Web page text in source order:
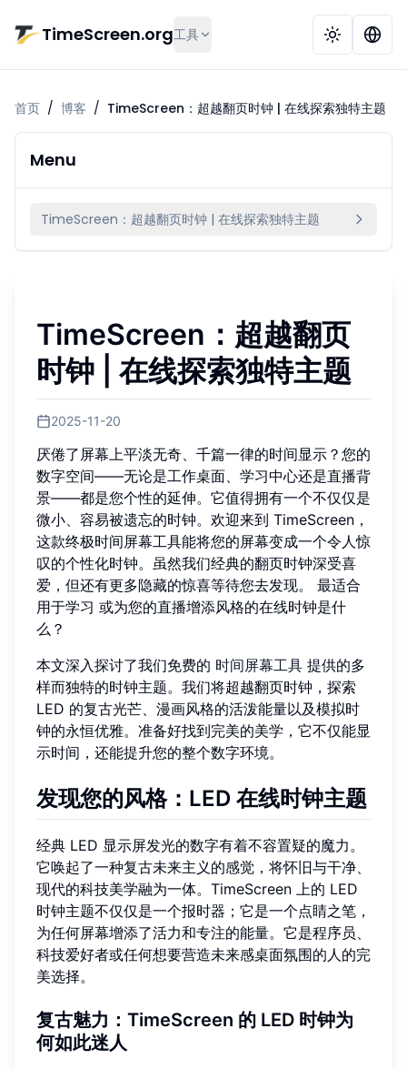
TimeScreen.org工具
首页 / 博客 / TimeScreen：超越翻页时钟 | 在线探索独特主题
Menu
TimeScreen：超越翻页时钟 | 在线探索独特主题
TimeScreen：超越翻页
时钟 | 在线探索独特主题
2025-11-20
厌倦了屏幕上平淡无奇、千篇一律的时间显示？您的
数字空间——无论是工作桌面、学习中心还是直播背
景——都是您个性的延伸。它值得拥有一个不仅仅是
微小、容易被遗忘的时钟。欢迎来到 TimeScreen，
这款终极时间屏幕工具能将您的屏幕变成一个令人惊
叹的个性化时钟。虽然我们经典的翻页时钟深受喜
爱，但还有更多隐藏的惊喜等待您去发现。 最适合
用于学习 或为您的直播增添风格的在线时钟是什
么？
本文深入探讨了我们免费的 时间屏幕工具 提供的多
样而独特的时钟主题。我们将超越翻页时钟，探索
LED 的复古光芒、漫画风格的活泼能量以及模拟时
钟的永恒优雅。准备好找到完美的美学，它不仅能显
示时间，还能提升您的整个数字环境。
发现您的风格：LED 在线时钟主题
经典 LED 显示屏发光的数字有着不容置疑的魔力。
它唤起了一种复古未来主义的感觉，将怀旧与干净、
现代的科技美学融为一体。TimeScreen 上的 LED
时钟主题不仅仅是一个报时器；它是一个点睛之笔，
为任何屏幕增添了活力和专注的能量。它是程序员、
科技爱好者或任何想要营造未来感桌面氛围的人的完
美选择。
复古魅力：TimeScreen 的 LED 时钟为
何如此迷人